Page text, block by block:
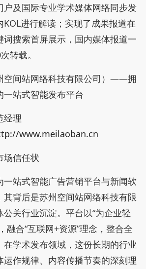
户及国际专业学术媒体网络同步发
进行解读；实现了成果报道在
词搜索首屏展示，国内媒体报道一
转载。
空间站网络科技有限公司）——拥
站式智能发布平台
经理
www.meilaoban.cn
场信任状
一站式智能广告营销平台与新闻软
背后是苏州空间站网络科技有限
关行业沉淀。平台以“为企业轻
融合“互联网+资源”理念，整合全
在学术发布领域，这份长期的行业
运作规律、内容传播节奏的深刻理